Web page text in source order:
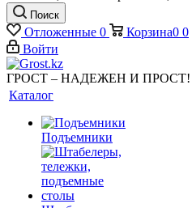
Поиск
Отложенные 0 Корзина0 0
Войти
ГРОСТ – НАДЕЖЕН И ПРОСТ!
Каталог
Подъемники